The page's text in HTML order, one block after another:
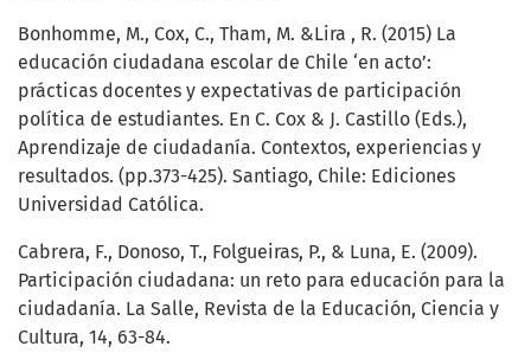
Bonhomme, M., Cox, C., Tham, M. &Lira , R. (2015) La
educación ciudadana escolar de Chile ‘en acto’:
prácticas docentes y expectativas de participación
política de estudiantes. En C. Cox & J. Castillo (Eds.),
Aprendizaje de ciudadanía. Contextos, experiencias y
resultados. (pp.373-425). Santiago, Chile: Ediciones
Universidad Católica.
Cabrera, F., Donoso, T., Folgueiras, P., & Luna, E. (2009).
Participación ciudadana: un reto para educación para la
ciudadanía. La Salle, Revista de la Educación, Ciencia y
Cultura, 14, 63-84.